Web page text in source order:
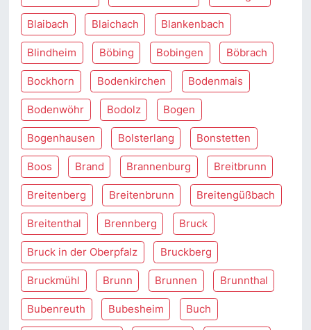
Blaibach Blaichach Blankenbach
Blindheim Böbing Bobingen Böbrach
Bockhorn Bodenkirchen Bodenmais
Bodenwöhr Bodolz Bogen
Bogenhausen Bolsterlang Bonstetten
Boos Brand Brannenburg Breitbrunn
Breitenberg Breitenbrunn Breitengüßbach
Breitenthal Brennberg Bruck
Bruck in der Oberpfalz Bruckberg
Bruckmühl Brunn Brunnen Brunnthal
Bubenreuth Bubesheim Buch